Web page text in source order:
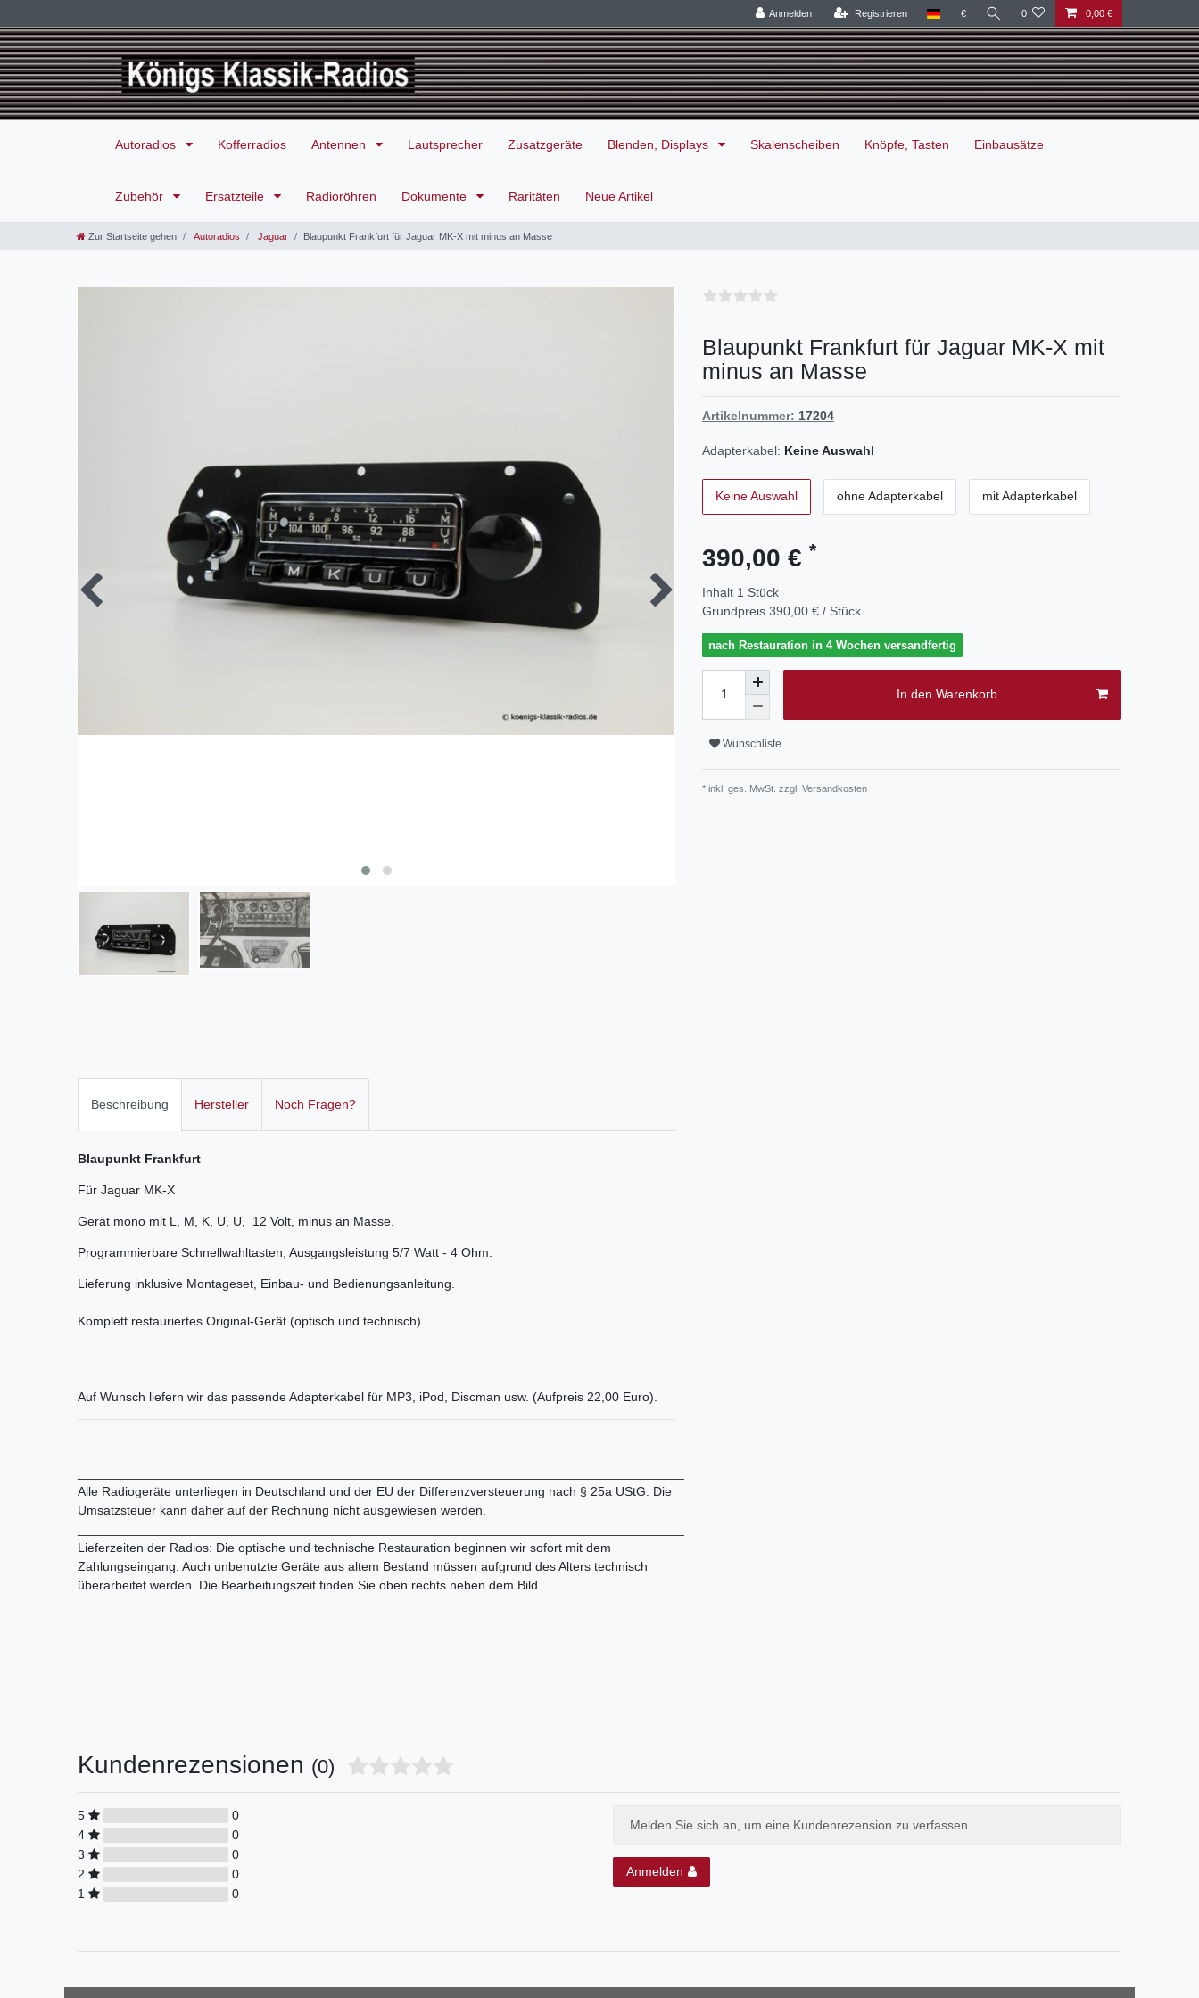
Anmelden Registrieren € 0 0,00 €
Autoradios Kofferradios Antennen Lautsprecher Zusatzgeräte Blenden, Displays Skalenscheiben Knöpfe, Tasten Einbausätze
Zubehör Ersatzteile Radioröhren Dokumente Raritäten Neue Artikel
Zur Startseite gehen Autoradios Jaguar Blaupunkt Frankfurt für Jaguar MK-X mit minus an Masse
Blaupunkt Frankfurt für Jaguar MK-X mit
minus an Masse
Artikelnummer: 17204
Adapterkabel: Keine Auswahl
Keine Auswahl ohne Adapterkabel mit Adapterkabel
390,00 € *
Inhalt 1 Stück
Grundpreis 390,00 € / Stück
nach Restauration in 4 Wochen versandfertig
In den Warenkorb
Wunschliste
* inkl. ges. MwSt. zzgl. Versandkosten
Beschreibung Hersteller Noch Fragen?
Blaupunkt Frankfurt
Für Jaguar MK-X
Gerät mono mit L, M, K, U, U, 12 Volt, minus an Masse.
Programmierbare Schnellwahltasten, Ausgangsleistung 5/7 Watt - 4 Ohm.
Lieferung inklusive Montageset, Einbau- und Bedienungsanleitung.
Komplett restauriertes Original-Gerät (optisch und technisch) .
Auf Wunsch liefern wir das passende Adapterkabel für MP3, iPod, Discman usw. (Aufpreis 22,00 Euro).
Alle Radiogeräte unterliegen in Deutschland und der EU der Differenzversteuerung nach § 25a UStG. Die
Umsatzsteuer kann daher auf der Rechnung nicht ausgewiesen werden.
Lieferzeiten der Radios: Die optische und technische Restauration beginnen wir sofort mit dem
Zahlungseingang. Auch unbenutzte Geräte aus altem Bestand müssen aufgrund des Alters technisch
überarbeitet werden. Die Bearbeitungszeit finden Sie oben rechts neben dem Bild.
Kundenrezensionen (0)
5
0
4
0
3
0
2
0
1
0
Melden Sie sich an, um eine Kundenrezension zu verfassen.
Anmelden